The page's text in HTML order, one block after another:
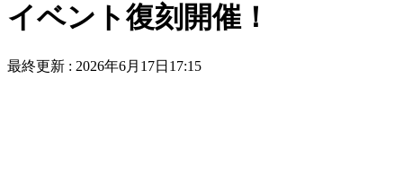
イベント復刻開催！
最終更新 : 2026年6月17日17:15